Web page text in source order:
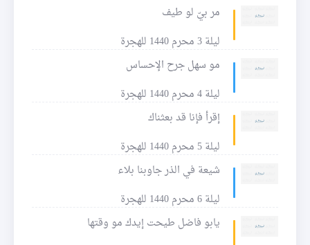
مر بيّ لو طيف
ليلة 3 محرم 1440 للهجرة
مو سهل جرح الإحساس
ليلة 4 محرم 1440 للهجرة
إقرأ فإنا قد بعثناك
ليلة 5 محرم 1440 للهجرة
شيعة في الذر جاوبنا بلاء
ليلة 6 محرم 1440 للهجرة
يابو فاضل طيحت إيدك مو وقتها